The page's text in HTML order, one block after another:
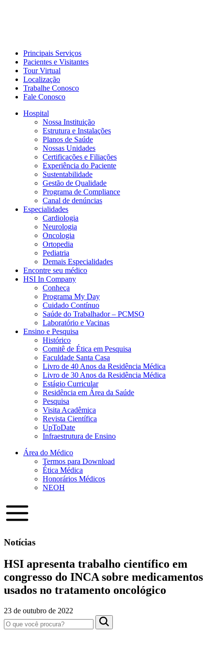
Principais Serviços
Pacientes e Visitantes
Tour Virtual
Localização
Trabalhe Conosco
Fale Conosco
Hospital
Nossa Instituição
Estrutura e Instalações
Planos de Saúde
Nossas Unidades
Certificações e Filiações
Experiência do Paciente
Sustentabilidade
Gestão de Qualidade
Programa de Compliance
Canal de denúncias
Especialidades
Cardiologia
Neurologia
Oncologia
Ortopedia
Pediatria
Demais Especialidades
Encontre seu médico
HSI In Company
Conheça
Programa My Day
Cuidado Contínuo
Saúde do Trabalhador – PCMSO
Laboratório e Vacinas
Ensino e Pesquisa
Histórico
Comitê de Ética em Pesquisa
Faculdade Santa Casa
Livro de 40 Anos da Residência Médica
Livro de 30 Anos da Residência Médica
Estágio Curricular
Residência em Área da Saúde
Pesquisa
Visita Acadêmica
Revista Científica
UpToDate
Infraestrutura de Ensino
Área do Médico
Termos para Download
Ética Médica
Honorários Médicos
NEOH
Notícias
HSI apresenta trabalho científico em
congresso do INCA sobre medicamentos
usados no tratamento oncológico
23 de outubro de 2022